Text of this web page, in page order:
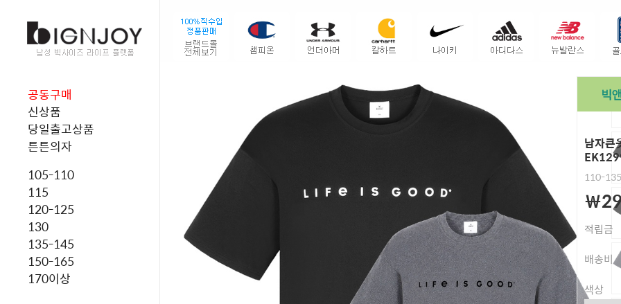
공동구매
신상품
당일출고상품
튼튼의자
105-110
115
120-125
130
135-145
150-165
170이상
남자큰
110-135
￦
적립금
배송비
색상